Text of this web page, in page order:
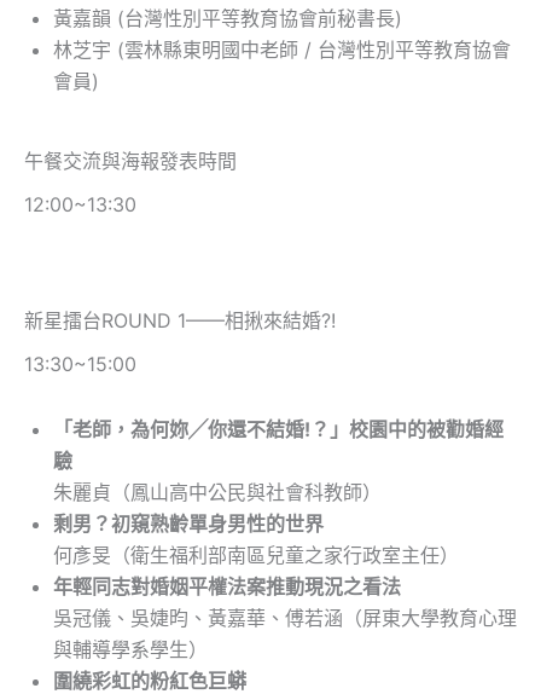
黃嘉韻 (台灣性別平等教育協會前秘書長)
林芝宇 (雲林縣東明國中老師 / 台灣性別平等教育協會
會員)
午餐交流與海報發表時間
12:00~13:30
新星擂台ROUND 1——相揪來結婚?!
13:30~15:00
「老師，為何妳╱你還不結婚!？」校園中的被勸婚經
驗
朱麗貞（鳳山高中公民與社會科教師）
剩男？初窺熟齡單身男性的世界
何彥旻（衛生福利部南區兒童之家行政室主任）
年輕同志對婚姻平權法案推動現況之看法
吳冠儀、吳婕昀、黃嘉華、傅若涵（屏東大學教育心理
與輔導學系學生）
圍繞彩虹的粉紅色巨蟒